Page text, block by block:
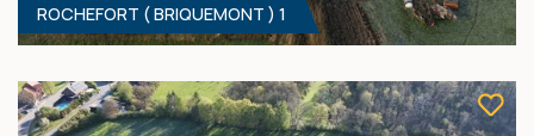
Prix sur demande
ROCHEFORT ( BRIQUEMONT ) 1